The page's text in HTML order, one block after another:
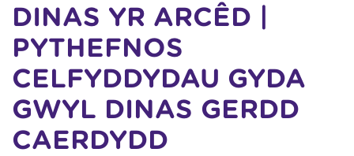
DINAS YR ARCÊD |
PYTHEFNOS
CELFYDDYDAU GYDA
GWYL DINAS GERDD
CAERDYDD